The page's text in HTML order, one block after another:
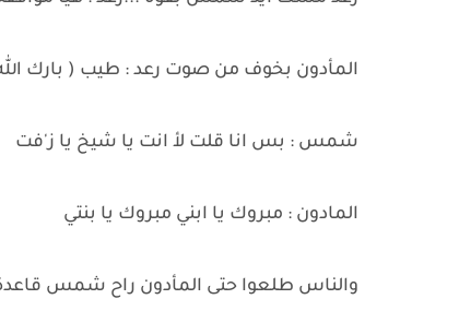
المأدون بخوف من صوت رعد : طيب ( بارك
شمس : بس انا قلت لأ انت يا شيخ يا ز'فت
المادون : مبروك يا ابني مبروك يا بنتي
والناس طلعوا حتى المأدون راح شمس